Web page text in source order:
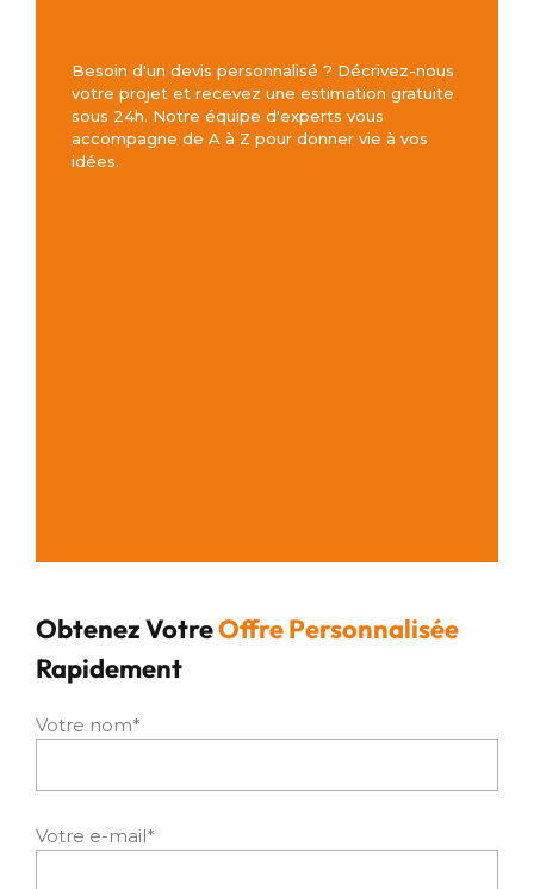
Besoin d'un devis personnalisé ? Décrivez-nous
votre projet et recevez une estimation gratuite
sous 24h. Notre équipe d'experts vous
accompagne de A à Z pour donner vie à vos
idées.
Obtenez VotreOffre Personnalisée
Rapidement
Votre nom*
Votre e-mail*